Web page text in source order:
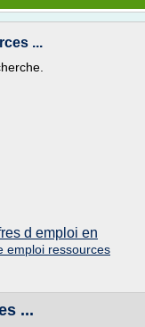
...
d emploi en
emploi ressources
...